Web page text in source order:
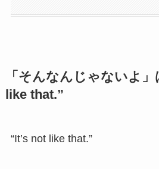
「そんなんじゃないよ
like that.”
“It’s not like that.”